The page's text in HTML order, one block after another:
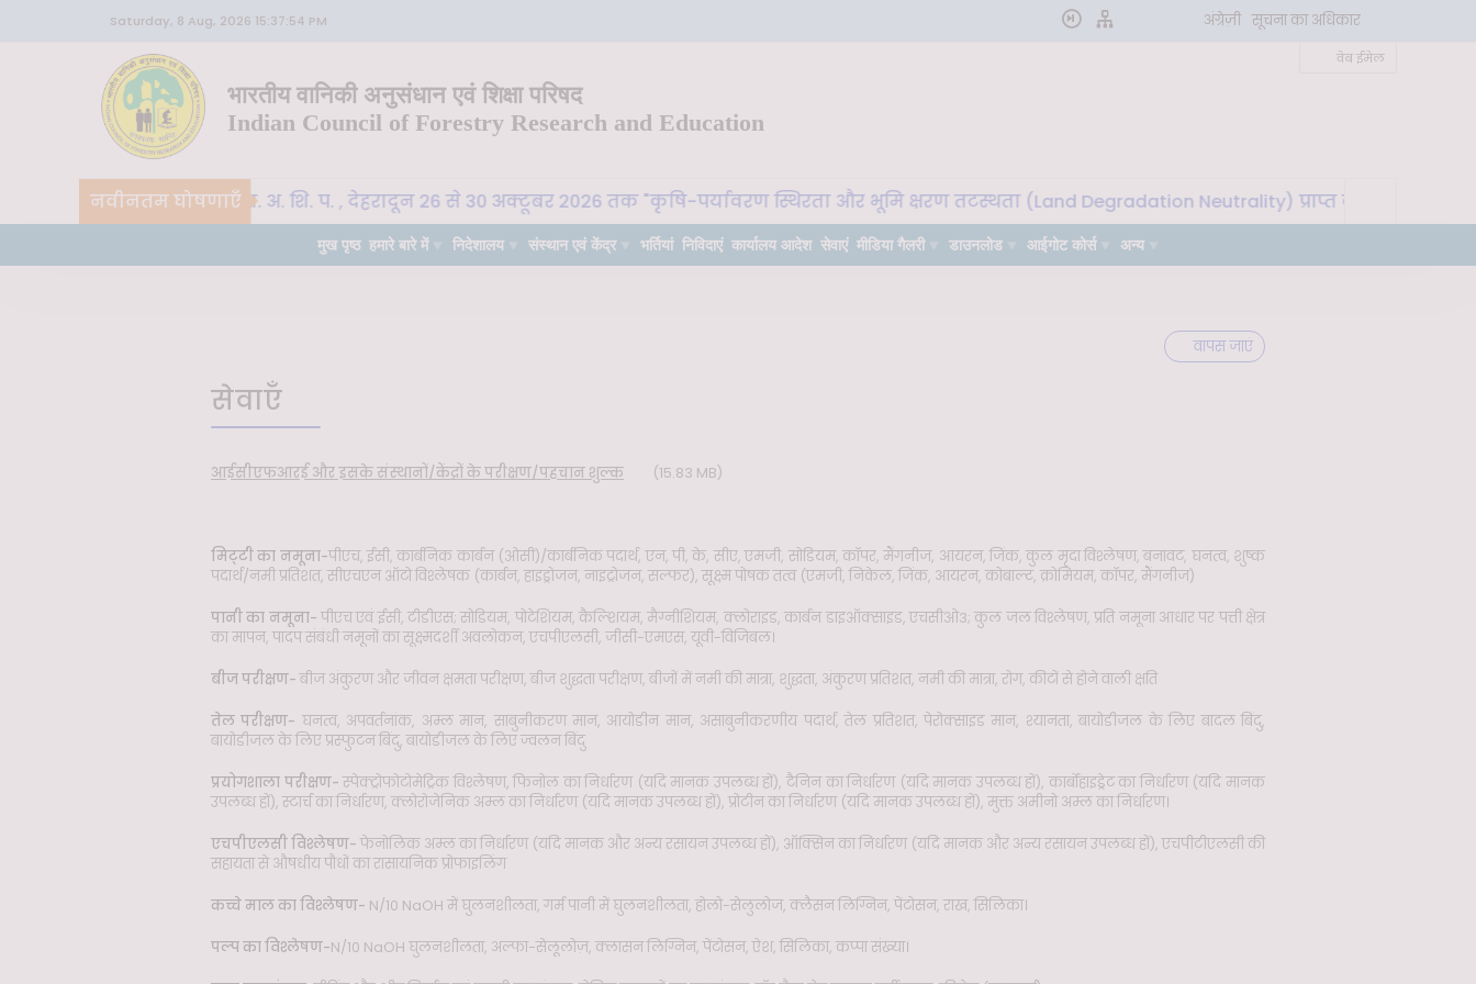
Saturday, 8 Aug, 2026 15:37:54 PM अंग्रेज़ी सूचना का अधिकार
भारतीय वानिकी अनुसंधान एवं शिक्षा परिषद
Indian Council of Forestry Research and Education
वेब ईमेल
नवीनतम घोषणाएँ
CoE-SLM, भा. वा. अ. शि. प. , देहरादून 26 से 30 अक्टूबर 2026 तक "कृषि-पर्यावरण स्थिरता और भूमि क्षरण तटस्थता (Land Degradation Neutrality) प्राप्त करने के लिए मृदा
मुख पृष्ठ हमारे बारे में निदेशालय संस्थान एवं केंद्र भर्तियां निविदाएं कार्यालय आदेश सेवाएं मीडिया गैलरी डाउनलोड आईगोट कोर्स अन्य
वापस जाएं
सेवाएँ
आईसीएफआरई और इसके संस्थानों/केंद्रों के परीक्षण/पहचान शुल्क (15.83 MB)
मिट्‍टी का नमूना-पीएच, ईसी, कार्बनिक कार्बन (ओसी)/कार्बनिक पदार्थ, एन, पी, के, सीए, एमजी, सोडियम, कॉपर, मैंगनीज, आयरन, जिंक, कुल मृदा विश्लेषण, बनावट, घनत्व, शुष्क
पदार्थ/नमी प्रतिशत, सीएचएन ऑटो विश्लेषक (कार्बन, हाइड्रोजन, नाइट्रोजन, सल्फर), सूक्ष्म पोषक तत्व (एमजी, निकेल, जिंक, आयरन, कोबाल्ट, क्रोमियम, कॉपर, मैंगनीज)
पानी का नमूना- पीएच एवं ईसी, टीडीएस; सोडियम, पोटेशियम, कैल्शियम, मैग्नीशियम, क्लोराइड, कार्बन डाइऑक्साइड, एचसीओ3; कुल जल विश्लेषण, प्रति नमूना आधार पर पत्ती क्षेत्र
का मापन, पादप संबंधी नमूनों का सूक्ष्मदर्शी अवलोकन, एचपीएलसी, जीसी-एमएस, यूवी-विजिबल।
बीज परीक्षण-बीज अंकुरण और जीवन क्षमता परीक्षण, बीज शुद्धता परीक्षण, बीजों में नमी की मात्रा, शुद्धता, अंकुरण प्रतिशत, नमी की मात्रा, रोग, कीटों से होने वाली क्षति
तेल परीक्षण- घनत्व, अपवर्तनांक, अम्ल मान, साबुनीकरण मान, आयोडीन मान, असाबुनीकरणीय पदार्थ, तेल प्रतिशत, पेरोक्साइड मान, श्यानता, बायोडीजल के लिए बादल बिंदु,
बायोडीजल के लिए प्रस्फुटन बिंदु, बायोडीजल के लिए ज्वलन बिंदु
प्रयोगशाला परीक्षण- स्पेक्ट्रोफोटोमेट्रिक विश्लेषण, फिनोल का निर्धारण (यदि मानक उपलब्ध हों), टैनिन का निर्धारण (यदि मानक उपलब्ध हों), कार्बोहाइड्रेट का निर्धारण (यदि मानक
उपलब्ध हों), स्टार्च का निर्धारण, क्लोरोजेनिक अम्ल का निर्धारण (यदि मानक उपलब्ध हों), प्रोटीन का निर्धारण (यदि मानक उपलब्ध हों), मुक्त अमीनो अम्ल का निर्धारण।
एचपीएलसी विश्लेषण- फेनोलिक अम्ल का निर्धारण (यदि मानक और अन्य रसायन उपलब्ध हों), ऑक्सिन का निर्धारण (यदि मानक और अन्य रसायन उपलब्ध हों), एचपीटीएलसी की
सहायता से औषधीय पौधों का रासायनिक प्रोफाइलिंग
कच्चे माल का विश्लेषण- N/10 NaOH में घुलनशीलता, गर्म पानी में घुलनशीलता, होलो-सेलुलोज, क्लैसन लिग्निन, पेंटोसन, राख, सिलिका।
पल्प का विश्लेषण-N/10 NaOH घुलनशीलता, अल्फा-सेलूलोज़, क्लासन लिग्निन, पेंटोसन, ऐश, सिलिका, कप्पा संख्या।